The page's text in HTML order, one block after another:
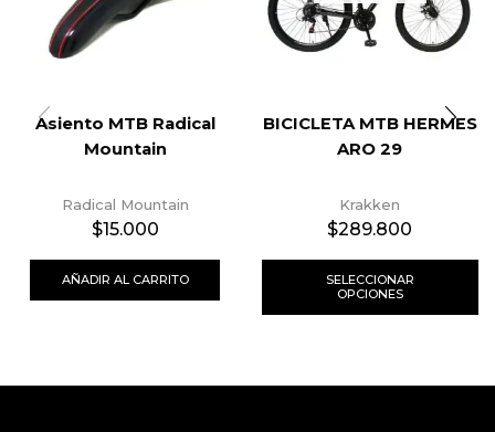
Asiento MTB Radical
Mountain
Radical Mountain
$15.000
AÑADIR AL CARRITO
BICICLETA MTB HERMES
ARO 29
Krakken
$289.800
SELECCIONAR
OPCIONES